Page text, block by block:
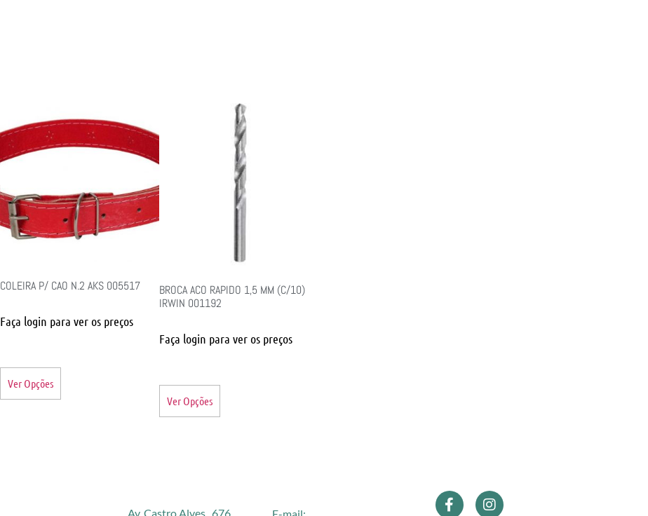
COLEIRA P/ CAO N.2 AKS 005517
Faça login para ver os preços
Ver Opções
BROCA ACO RAPIDO 1,5 MM (C/10)
IRWIN 001192
Faça login para ver os preços
Ver Opções
Av. Castro Alves, 676